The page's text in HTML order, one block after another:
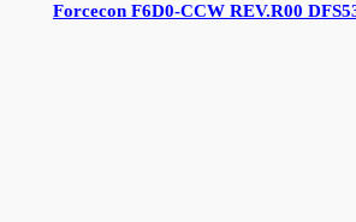
Forcecon F6D0-CCW REV.R00